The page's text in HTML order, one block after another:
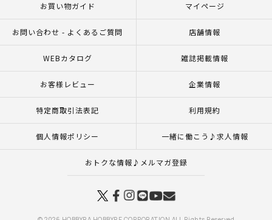
お買い物ガイド マイページ
お問い合わせ - よくあるご質問 店舗情報
WEBカタログ 雑誌掲載情報
お客様レビュー 企業情報
特定商取引法表記 利用規約
個人情報ポリシー 一緒に働こう♪求人情報
おトクな情報♪メルマガ登録